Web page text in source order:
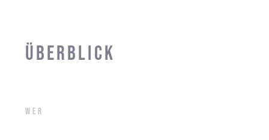
Überblick
Wer